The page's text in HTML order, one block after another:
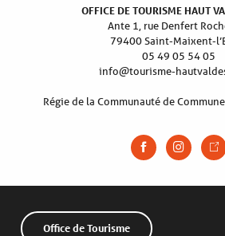
OFFICE DE TOURISME HAUT
Ante 1, rue Denfert
79400 Saint-Maixent-
05 49 05 54 05
info@tourisme-
Régie de la Communauté de
Office de Tourisme